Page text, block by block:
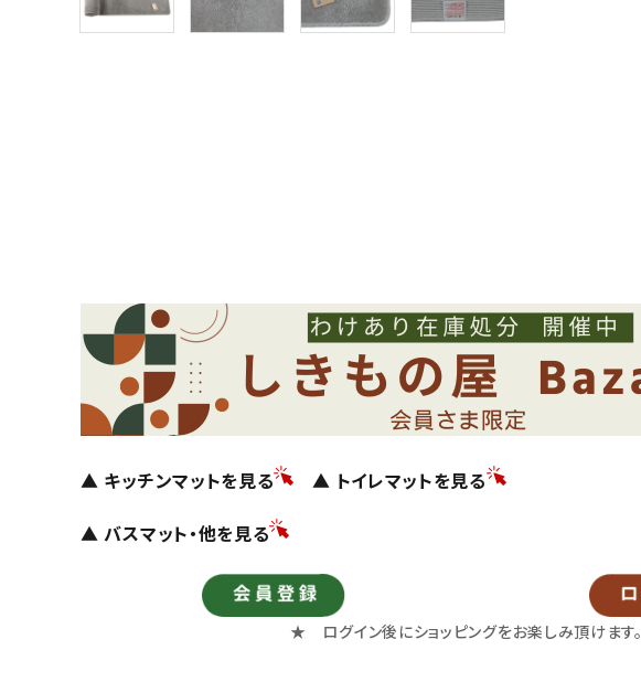
▲ キッチンマットを見る
▲ トイレマットを見る
▲ バスマット・他を見る
★ ログイン後にショッピングをお楽しみ頂けます。